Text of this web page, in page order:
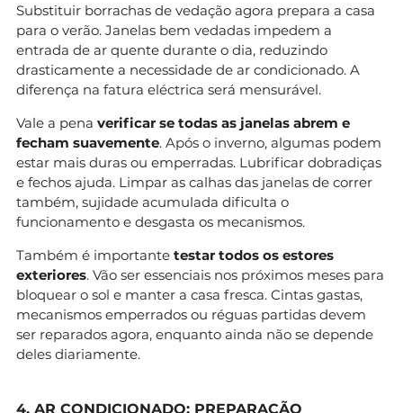
Substituir borrachas de vedação agora prepara a casa
para o verão. Janelas bem vedadas impedem a
entrada de ar quente durante o dia, reduzindo
drasticamente a necessidade de ar condicionado. A
diferença na fatura eléctrica será mensurável.
Vale a pena verificar se todas as janelas abrem e
fecham suavemente. Após o inverno, algumas podem
estar mais duras ou emperradas. Lubrificar dobradiças
e fechos ajuda. Limpar as calhas das janelas de correr
também, sujidade acumulada dificulta o
funcionamento e desgasta os mecanismos.
Também é importante testar todos os estores
exteriores. Vão ser essenciais nos próximos meses para
bloquear o sol e manter a casa fresca. Cintas gastas,
mecanismos emperrados ou réguas partidas devem
ser reparados agora, enquanto ainda não se depende
deles diariamente.
4. AR CONDICIONADO: PREPARAÇÃO